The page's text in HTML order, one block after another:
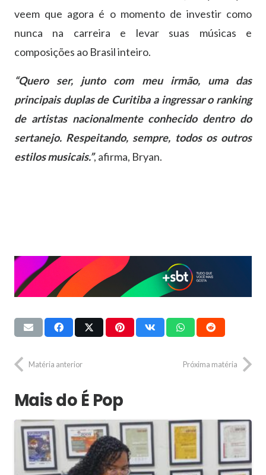
veem que agora é o momento de investir como
nunca na carreira e levar suas músicas e
composições ao Brasil inteiro.
“Quero ser, junto com meu irmão, uma das
principais duplas de Curitiba a ingressar o ranking
de artistas nacionalmente conhecido dentro do
sertanejo. Respeitando, sempre, todos os outros
estilos musicais.”, afirma, Bryan.
Matéria anterior Próxima matéria
Mais do É Pop